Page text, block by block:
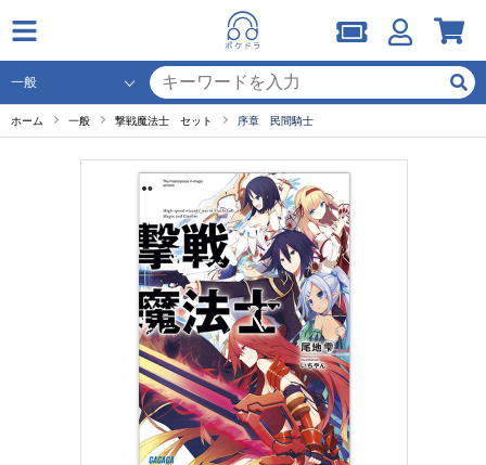
ホーム 一般 撃戦魔法士 セット 序章 民間騎士